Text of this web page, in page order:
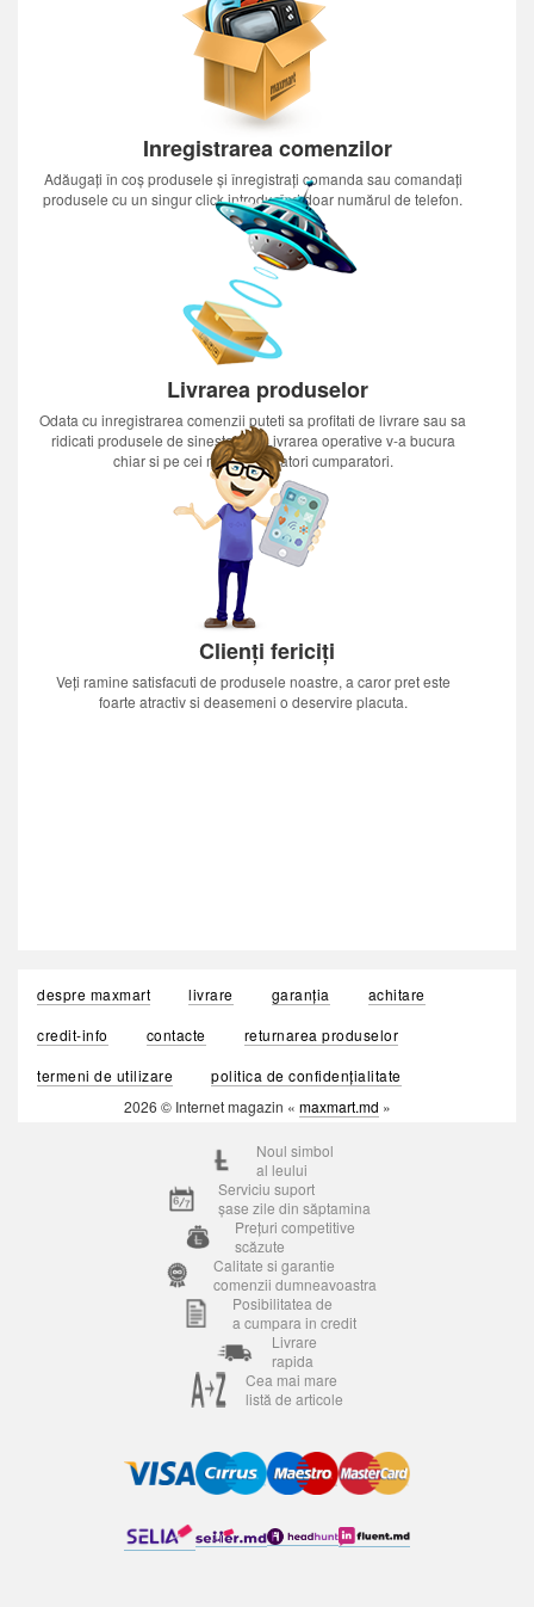
Inregistrarea comenzilor
Adăugați în coș produsele și înregistrați comanda sau comandați
produsele cu un singur click introducînd doar numărul de telefon.
Livrarea produselor
Odata cu inregistrarea comenzii puteti sa profitati de livrare sau sa
ridicati produsele de sinestatator.Livrarea operative v-a bucura
chiar si pe cei mai nerabdatori cumparatori.
Clienți fericiți
Veți ramine satisfacuti de produsele noastre, a caror pret este
foarte atractiv si deasemeni o deservire placuta.
despre maxmart livrare garanția
achitare
credit-info
contacte
returnarea produselor
termeni de utilizare
politica de confidențialitate
2026 © Internet magazin « maxmart.md »
Noul simbol
al leului
Serviciu suport
șase zile din săptamina
Prețuri competitive
scăzute
Calitate si garantie
comenzii dumneavoastra
Posibilitatea de
a cumpara in credit
Livrare
rapida
Cea mai mare
listă de articole